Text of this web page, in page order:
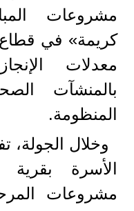
مشروعات
كريمة» في
معدلات
بالمنشآت
المنظومة.
وخلال
الأسرة
مشروعات